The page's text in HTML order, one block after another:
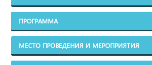
ПРОГРАММА
МЕСТО ПРОВЕДЕНИЯ И МЕРОПРИЯТИЯ